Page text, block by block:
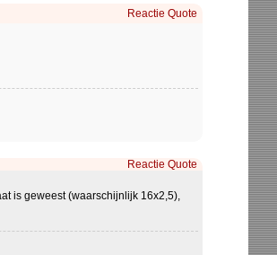
Reactie Quote
Reactie Quote
is geweest (waarschijnlijk 16x2,5),